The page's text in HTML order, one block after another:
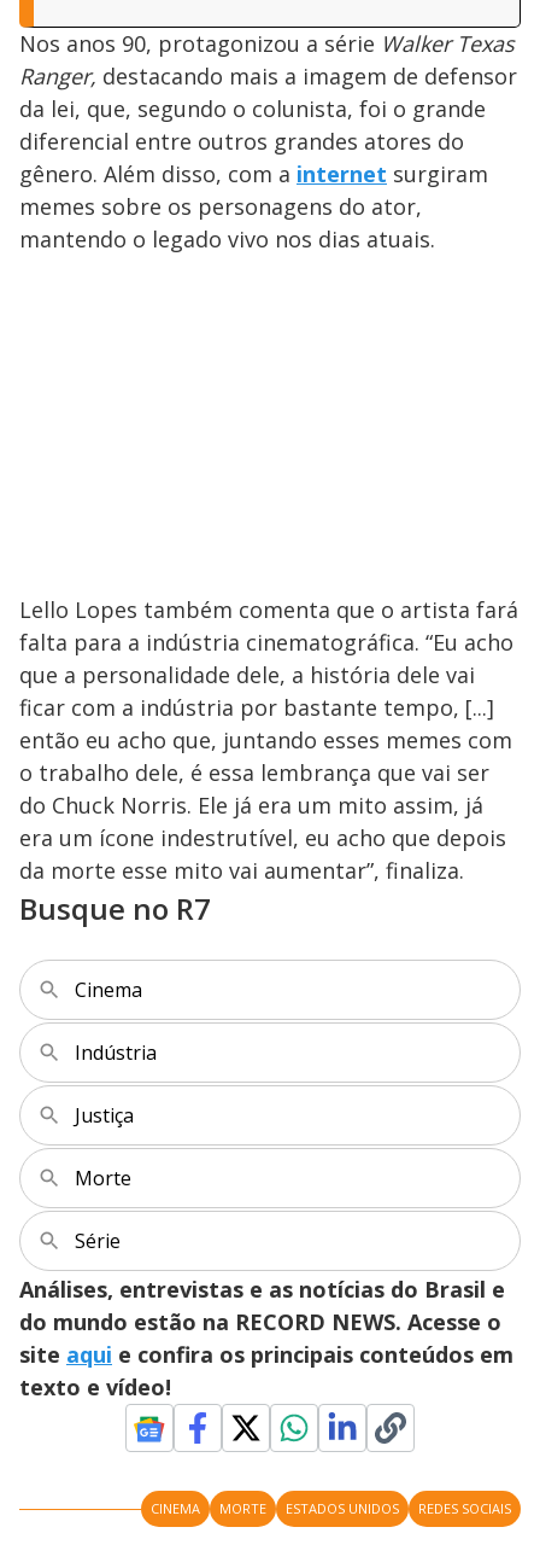
Nos anos 90, protagonizou a série Walker Texas
Ranger, destacando mais a imagem de defensor
da lei, que, segundo o colunista, foi o grande
diferencial entre outros grandes atores do
gênero. Além disso, com a internet surgiram
memes sobre os personagens do ator,
mantendo o legado vivo nos dias atuais.
Lello Lopes também comenta que o artista fará
falta para a indústria cinematográfica. “Eu acho
que a personalidade dele, a história dele vai
ficar com a indústria por bastante tempo, [...]
então eu acho que, juntando esses memes com
o trabalho dele, é essa lembrança que vai ser
do Chuck Norris. Ele já era um mito assim, já
era um ícone indestrutível, eu acho que depois
da morte esse mito vai aumentar”, finaliza.
Busque no R7
Cinema
Indústria
Justiça
Morte
Série
Análises, entrevistas e as notícias do Brasil e
do mundo estão na RECORD NEWS. Acesse o
site aqui e confira os principais conteúdos em
texto e vídeo!
CINEMA MORTE ESTADOS UNIDOS REDES SOCIAIS